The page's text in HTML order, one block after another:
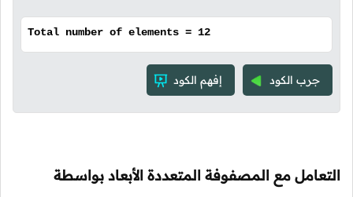
Total number of elements = 12
جرب الكود إفهم الكود
التعامل مع المصفوفة المتعددة الأبعاد بواسطة